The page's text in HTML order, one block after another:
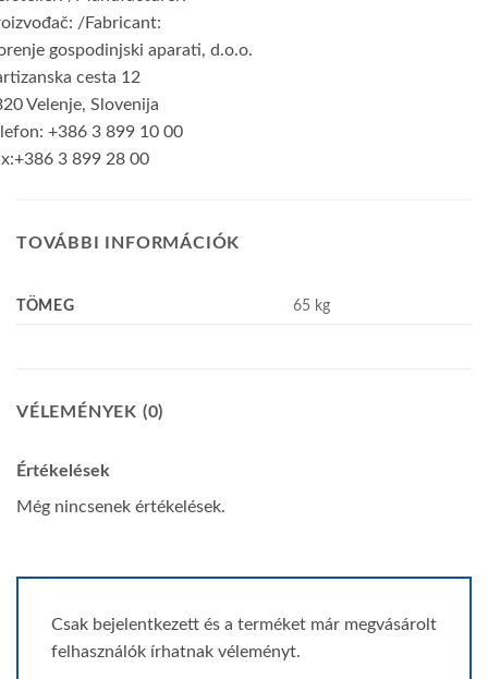
/Fabricant:
gospodinjski aparati, d.o.o.
cesta 12
Velenje, Slovenija
+386 3 899 10 00
3 899 28 00
TOVÁBBI INFORMÁCIÓK
TÖMEG 65 kg
VÉLEMÉNYEK (0)
Értékelések
Még nincsenek értékelések.
Csak bejelentkezett és a terméket már megvásárolt
felhasználók írhatnak véleményt.